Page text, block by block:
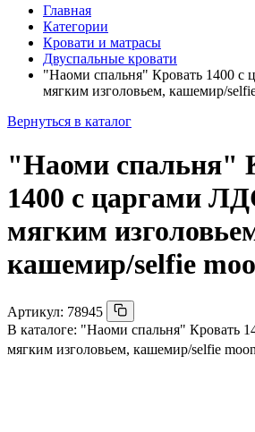
Главная
Категории
Кровати и матрасы
Двуспальные кровати
"Наоми спальня" Кровать 1400
мягким изголовьем, кашемир/
Вернуться в каталог
"Наоми спальня"
1400 с царгами
мягким
кашемир/selfie
Артикул: 78945
В каталоге: "Наоми спальня" Кровать
мягким изголовьем, кашемир/selfie